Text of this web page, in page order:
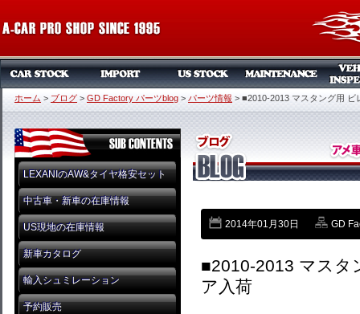
ホーム > ブログ > GD Factory パーツblog > パーツ情報 > ■2010-2013 マスタング用 ビ
LEXANIのAW&タイヤ格安セット
中古車・新車の在庫情報
US現地の在庫情報
新車カタログ
輸入シュミレーション
予約販売
2014年01月30日 GD
■2010-2013 マスタ
ア入荷